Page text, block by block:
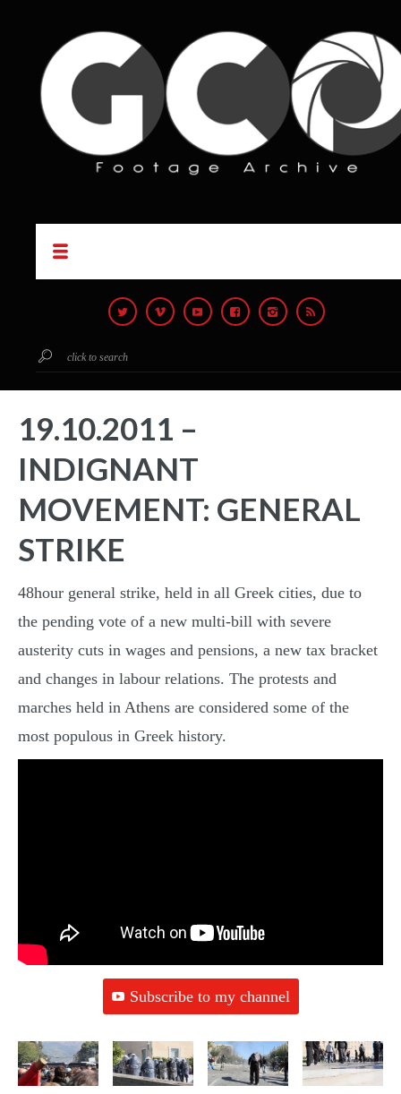
click to search
19.10.2011 –
INDIGNANT
MOVEMENT: GENERAL
STRIKE
48hour general strike, held in all Greek cities, due to
the pending vote of a new multi-bill with severe
austerity cuts in wages and pensions, a new tax bracket
and changes in labour relations. The protests and
marches held in Athens are considered some of the
most populous in Greek history.
Subscribe to my channel